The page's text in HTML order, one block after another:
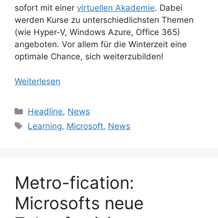
sofort mit einer virtuellen Akademie. Dabei
werden Kurse zu unterschiedlichsten Themen
(wie Hyper-V, Windows Azure, Office 365)
angeboten. Vor allem für die Winterzeit eine
optimale Chance, sich weiterzubilden!
Weiterlesen
Kategorien
Headline, News
Schlagwörter
Learning, Microsoft, News
Metro-fication:
Microsofts neue